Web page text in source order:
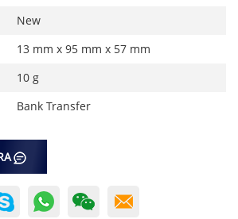
New
13 mm x 95 mm x 57 mm
10 g
Bank Transfer